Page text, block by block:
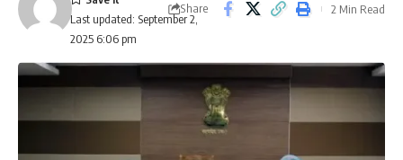
Last updated: September 2,
2025 6:06 pm
Share 2 Min Read